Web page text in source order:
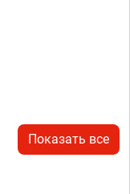
Показать все